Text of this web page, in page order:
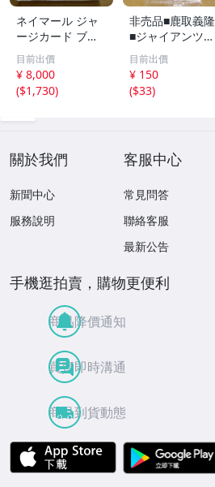
ネイマール ジャ
ージカード ブラ
ジル
目前出價
¥ 8,000
($1,730)
非売品■鹿取義隆
■ジャイアンツOB
カード■2013 読
売巨人軍 球団配
布プレゼント・新
品未開封■読売ジ
目前出價
¥ 150
($33)
關於我們
新聞中心
服務說明
客服中心
常見問答
聯絡客服
最新公告
手機逛拍賣，購物更便利
商品降價通知
買賣即時溝通
商品到貨動態
APP Store